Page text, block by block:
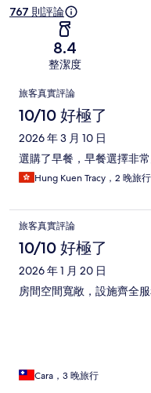
767 則評論
8.4
整潔度
評
論
旅客真實評論
10/10 好極了
2026 年 3 月 10 日
選購了早餐，早餐選擇非
Hung Kuen Tracy，2 晚旅行
旅客真實評論
10/10 好極了
2026 年 1 月 20 日
房間空間寬敞，設施齊全
Cara，3 晚旅行